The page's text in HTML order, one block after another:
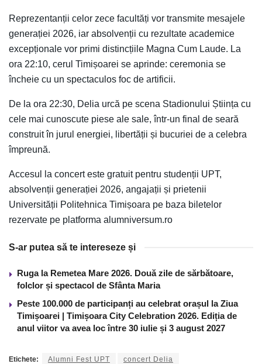
Reprezentanții celor zece facultăți vor transmite mesajele
generației 2026, iar absolvenții cu rezultate academice
excepționale vor primi distincțiile Magna Cum Laude. La
ora 22:10, cerul Timișoarei se aprinde: ceremonia se
încheie cu un spectaculos foc de artificii.
De la ora 22:30, Delia urcă pe scena Stadionului Știința cu
cele mai cunoscute piese ale sale, într-un final de seară
construit în jurul energiei, libertății și bucuriei de a celebra
împreună.
Accesul la concert este gratuit pentru studenții UPT,
absolvenții generației 2026, angajații și prietenii
Universității Politehnica Timișoara pe baza biletelor
rezervate pe platforma alumniversum.ro
S-ar putea să te intereseze și
Ruga la Remetea Mare 2026. Două zile de sărbătoare,
folclor și spectacol de Sfânta Maria
Peste 100.000 de participanți au celebrat orașul la Ziua
Timișoarei | Timișoara City Celebration 2026. Ediția de
anul viitor va avea loc între 30 iulie și 3 august 2027
Etichete: Alumni Fest UPT concert Delia